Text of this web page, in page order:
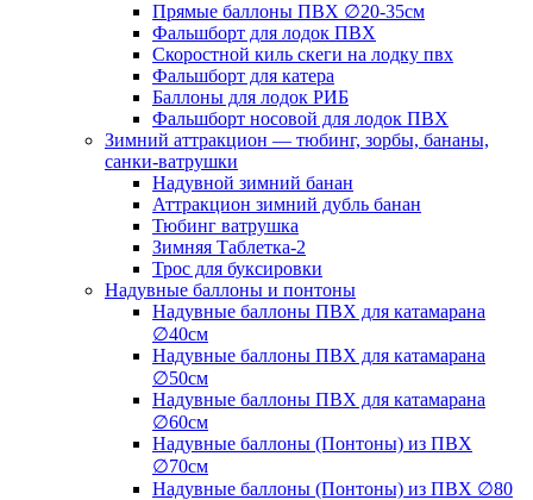
Прямые баллоны ПВХ ∅20-35см
Фальшборт для лодок ПВХ
Скоростной киль скеги на лодку пвх
Фальшборт для катера
Баллоны для лодок РИБ
Фальшборт носовой для лодок ПВХ
Зимний аттракцион — тюбинг, зорбы, бананы,
санки-ватрушки
Надувной зимний банан
Аттракцион зимний дубль банан
Тюбинг ватрушка
Зимняя Таблетка-2
Трос для буксировки
Надувные баллоны и понтоны
Надувные баллоны ПВХ для катамарана
∅40см
Надувные баллоны ПВХ для катамарана
∅50см
Надувные баллоны ПВХ для катамарана
∅60см
Надувные баллоны (Понтоны) из ПВХ
∅70см
Надувные баллоны (Понтоны) из ПВХ ∅80